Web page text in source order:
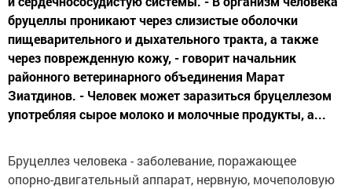
бруцеллы проникают через слизистые оболочки
пищеварительного и дыхательного тракта, а также
через поврежденную кожу, - говорит начальник
районного ветеринарного объединения Марат
Зиатдинов. - Человек может заразиться бруцеллезом
употребляя сырое молоко и молочные продукты, а...
Бруцеллез человека - заболевание, поражающее
опорно-двигательный аппарат, нервную, мочеполовую